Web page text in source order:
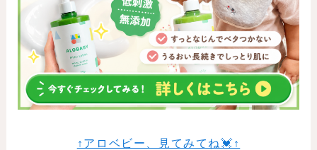
↑アロベビー、見てみてね💓↑